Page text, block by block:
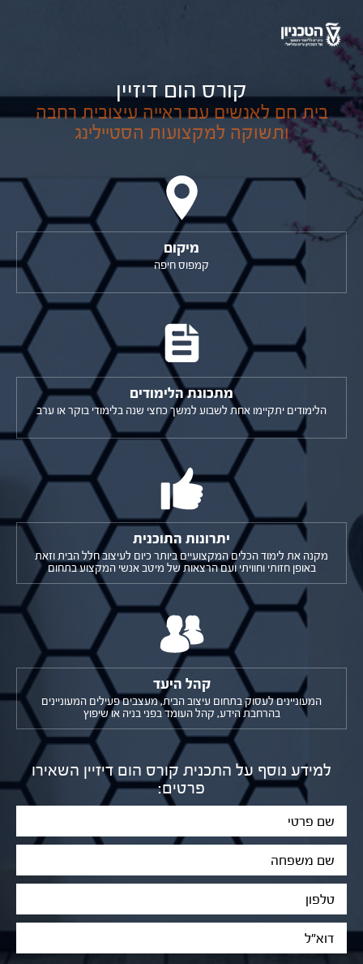
קורס הום דיזיין
בית חם לאנשים עם ראייה עיצובית רחבה
ותשוקה למקצועות הסטיילינג
מיקום
קמפוס חיפה
מתכונת הלימודים
הלימודים יתקיימו אחת לשבוע למשך כחצי שנה בלימודי בוקר או ערב
יתרונות התוכנית
מקנה את לימוד הכלים המקצועיים ביותר כיום לעיצוב חלל הבית וזאת
באופן חזותי וחוויתי ועם הרצאות של מיטב אנשי המקצוע בתחום
קהל היעד
המעוניינים לעסוק בתחום עיצוב הבית, מעצבים פעילים המעוניינים
בהרחבת הידע, קהל העומד בפני בניה או שיפוץ
למידע נוסף על התכנית קורס הום דיזיין השאירו
פרטים:
פרטי
משפחה
דוא"ל